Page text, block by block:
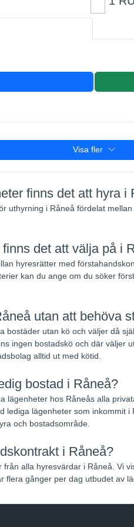
Visa fler
finns det att hyra i
uthyrning i Råneå fördelat
det att välja på i
hyresrätter med
kan du ange om du söker
utan att behöva
bostäder utan kö och väljer då
ingen bostadskö och där väljer
alltid ut med kötid.
bostad i Råneå?
lägenheter hos Råneås alla
lediga lägenheter som inkommit
och bostadsområde.
i Råneå?
alla hyresvärdar i Råneå. Vi
flera gånger per dag utbudet av